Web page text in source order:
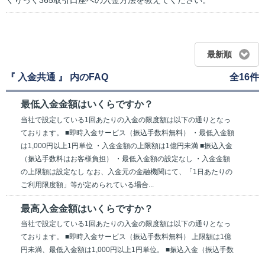
最新順
『 入金共通 』 内のFAQ 全16件
最低入金金額はいくらですか？
当社で設定している1回あたりの入金の限度額は以下の通りとなっ
ております。 ■即時入金サービス（振込手数料無料） ・最低入金額
は1,000円以上1円単位 ・入金金額の上限額は1億円未満 ■振込入金
（振込手数料はお客様負担） ・最低入金額の設定なし ・入金金額
の上限額は設定なし なお、入金元の金融機関にて、「1日あたりの
ご利用限度額」等が定められている場合...
最高入金金額はいくらですか？
当社で設定している1回あたりの入金の限度額は以下の通りとなっ
ております。 ■即時入金サービス（振込手数料無料） 上限額は1億
円未満、最低入金額は1,000円以上1円単位。 ■振込入金（振込手数